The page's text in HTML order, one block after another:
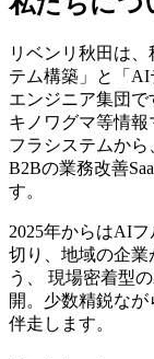
リベンリ秋田は
テム構築」と「
エンジニア集団で
キノワグマ等情
フラシステムから
B2Bの業務改善
す。
2025年からはAI
切り、地域の企業
う、 現場密着型
開。少数精鋭な
伴走します。